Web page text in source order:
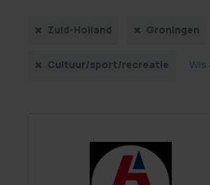
Zuid-Holland Groningen
Cultuur/sport/recreatie Wis